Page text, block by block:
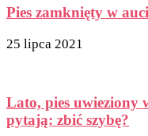
Pies zamknięty w
25 lipca 2021
Lato, pies uwieziony
pytają: zbić szybę?